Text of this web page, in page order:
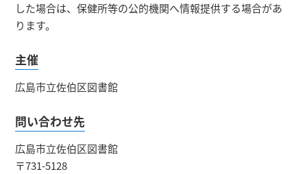
した場合は、保健所等の公的機関へ情報提供する場合があ
ります。
主催
広島市立佐伯区図書館
問い合わせ先
広島市立佐伯区図書館
〒731-5128